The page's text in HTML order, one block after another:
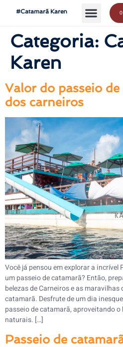
#Catamarã Karen
Categoria:
Karen
Valor do passeio
dos carneiros
Você já pensou em explorar a
um passeio de catamarã? Então,
belezas de Carneiros e as maravilhas
catamarã. Desfrute de um dia
passeio de catamarã, aproveitando
naturais. […]
Passeio de